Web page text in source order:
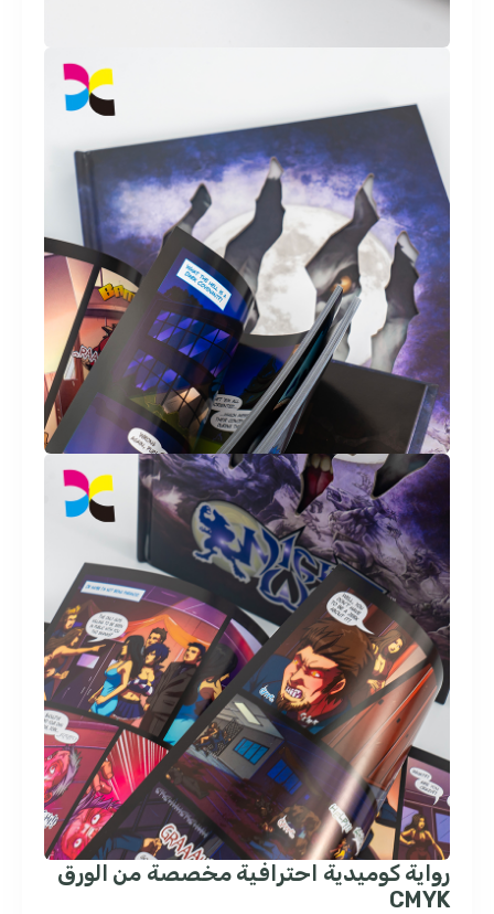
رواية كوميدية احترافية مخصصة من الورق
CMYK